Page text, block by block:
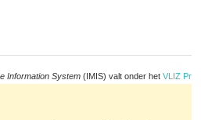
Information System (IMIS) valt onder het VLIZ